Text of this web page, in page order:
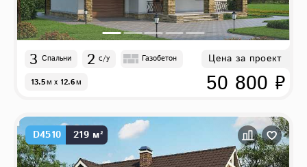
3 Спальни 2 с/у Газобетон
13.5м x 12.6м
Цена за проект
50 800 ₽
D4510 219 м²